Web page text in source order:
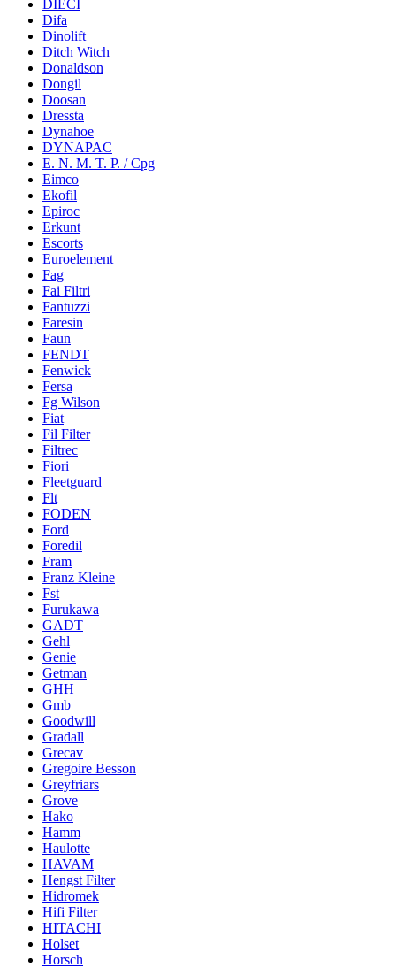
DIECI
Difa
Dinolift
Ditch Witch
Donaldson
Dongil
Doosan
Dressta
Dynahoe
DYNAPAC
E. N. M. T. P. / Cpg
Eimco
Ekofil
Epiroc
Erkunt
Escorts
Euroelement
Fag
Fai Filtri
Fantuzzi
Faresin
Faun
FENDT
Fenwick
Fersa
Fg Wilson
Fiat
Fil Filter
Filtrec
Fiori
Fleetguard
Flt
FODEN
Ford
Foredil
Fram
Franz Kleine
Fst
Furukawa
GADT
Gehl
Genie
Getman
GHH
Gmb
Goodwill
Gradall
Grecav
Gregoire Besson
Greyfriars
Grove
Hako
Hamm
Haulotte
HAVAM
Hengst Filter
Hidromek
Hifi Filter
HITACHI
Holset
Horsch